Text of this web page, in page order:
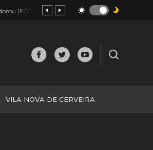
Valença convida jovens a ver eclipse no Monte do
VILA NOVA DE CERVEIRA